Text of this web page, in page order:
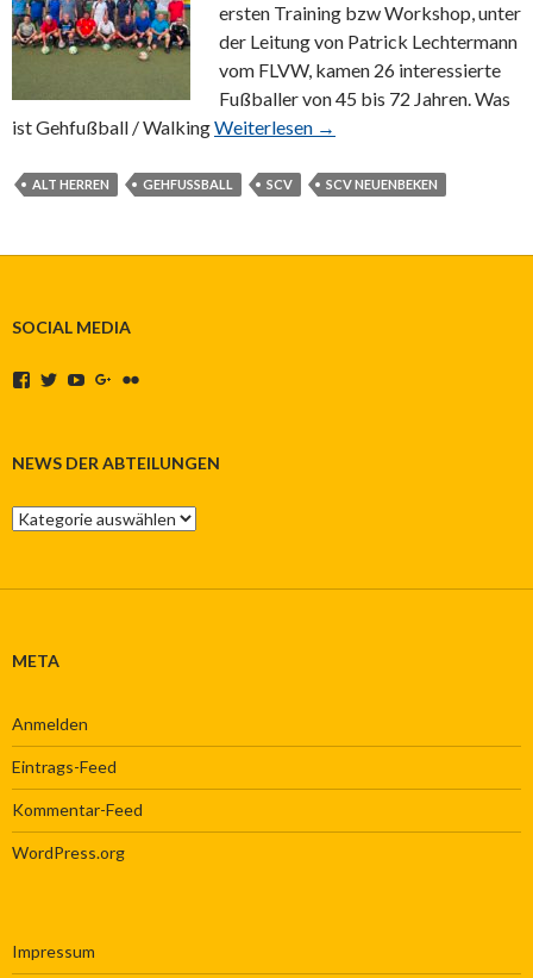
ersten Training bzw Workshop, unter
der Leitung von Patrick Lechtermann
vom FLVW, kamen 26 interessierte
Fußballer von 45 bis 72 Jahren. Was
ist Gehfußball / WalkingWeiterlesen →
ALT HERREN GEHFUSSBALL SCV SCV NEUENBEKEN
SOCIAL MEDIA
Profil
Facebook
anzeigen
Profil
Twitter
anzeigen
Profil
auf
YouTube
Profil
Google+
anzeigen
Flickr
anzeigen
NEWS DER ABTEILUNGEN
News
der
META
Anmelden
Eintrags-Feed
Kommentar-Feed
WordPress.org
Impressum